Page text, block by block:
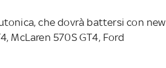
che dovrà battersi con new
McLaren 570S GT4, Ford